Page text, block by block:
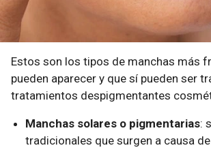
Estos son los tipos de manchas más
pueden aparecer y que sí pueden ser
tratamientos despigmentantes
Manchas solares o pigmentarias:
tradicionales que surgen a causa